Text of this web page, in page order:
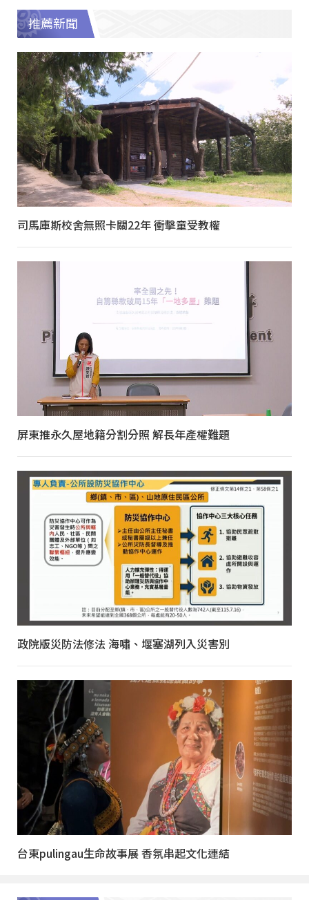
推薦新聞
司馬庫斯校舍無照卡關22年 衝擊童受教權
屏東推永久屋地籍分割分照 解長年產權難題
政院版災防法修法 海嘯、堰塞湖列入災害別
台東pulingau生命故事展 香氛串起文化連結